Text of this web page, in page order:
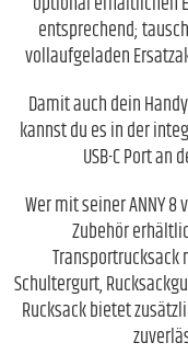
entsprechend;
vollaufgeladen
Damit auch dein
kannst du es in der
USB-C Port an
Wer mit seiner ANNY
Zubehör
Schultergurt,
Rucksack bietet